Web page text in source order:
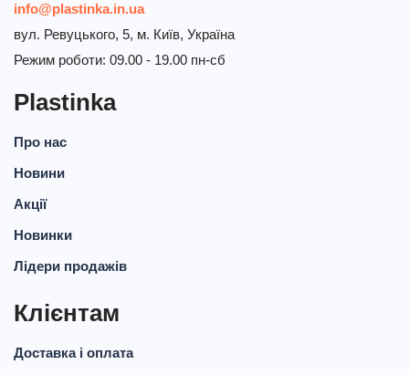
Plastinka
Про нас
Новини
Акції
Новинки
Лідери продажів
Клієнтам
Доставка і оплата
info@plastinka.in.ua
вул. Ревуцького, 5, м. Київ, Україна
Режим роботи: 09.00 - 19.00 пн-сб